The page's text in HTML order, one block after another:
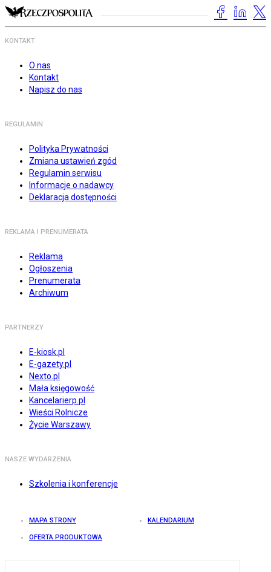
KONTAKT
O nas
Kontakt
Napisz do nas
REGULAMIN
Polityka Prywatności
Zmiana ustawień zgód
Regulamin serwisu
Informacje o nadawcy
Deklaracja dostępności
REKLAMA I PRENUMERATA
Reklama
Ogłoszenia
Prenumerata
Archiwum
PARTNERZY
E-kiosk.pl
E-gazety.pl
Nexto.pl
Mała księgowość
Kancelarierp.pl
Wieści Rolnicze
Życie Warszawy
NASZE WYDARZENIA
Szkolenia i konferencje
MAPA STRONY KALENDARIUM
OFERTA PRODUKTOWA